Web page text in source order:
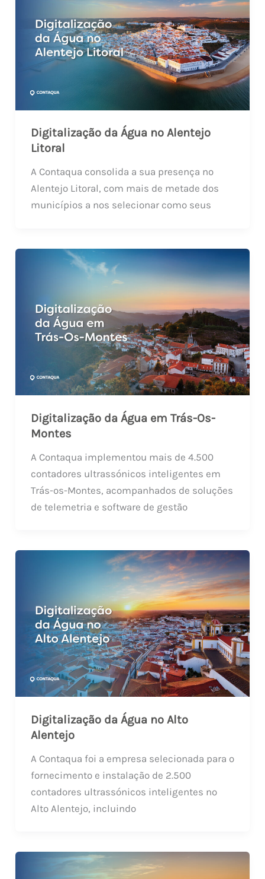
Digitalização da Água no Alentejo
Litoral
A Contaqua consolida a sua presença no
Alentejo Litoral, com mais de metade dos
municípios a nos selecionar como seus
Digitalização da Água em Trás-Os-
Montes
A Contaqua implementou mais de 4.500
contadores ultrassónicos inteligentes em
Trás-os-Montes, acompanhados de soluções
de telemetria e software de gestão
Digitalização da Água no Alto
Alentejo
A Contaqua foi a empresa selecionada para o
fornecimento e instalação de 2.500
contadores ultrassónicos inteligentes no
Alto Alentejo, incluindo